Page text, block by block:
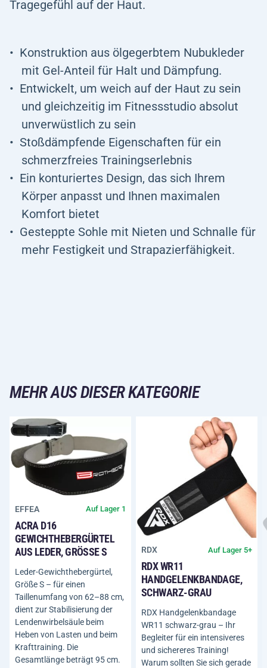
Tragegefühl auf der Haut.
Konstruktion aus ölgegerbtem Nubukleder
mit Gel-Anteil für Halt und Dämpfung.
Entwickelt, um weich auf der Haut zu sein
und gleichzeitig im Fitnessstudio absolut
unverwüstlich zu sein
Stoßdämpfende Eigenschaften für ein
schmerzfreies Trainingserlebnis
Ein konturiertes Design, das sich Ihrem
Körper anpasst und Ihnen maximalen
Komfort bietet
Gesteppte Sohle mit Nieten und Schnalle für
mehr Festigkeit und Strapazierfähigkeit.
MEHR AUS DIESER KATEGORIE
EFFEA Auf Lager 1
ACRA D16
GEWICHTHEBERGÜRTEL
AUS LEDER, GRÖSSE S
Leder-Gewichthebergürtel,
Größe S – für einen
Taillenumfang von 62–88 cm,
dient zur Stabilisierung der
Lendenwirbelsäule beim
Heben von Lasten und beim
Krafttraining. Die
Gesamtlänge beträgt 95 cm.
RDX Auf Lager 5+
RDX WR11
HANDGELENKBANDAGE,
SCHWARZ-GRAU
RDX Handgelenkbandage
WR11 schwarz-grau – Ihr
Begleiter für ein intensiveres
und sichereres Training!
Warum sollten Sie sich gerade